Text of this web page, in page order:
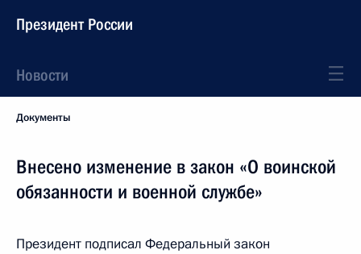
Президент России
Новости
Документы
Внесено изменение в закон «О воинской
обязанности и военной службе»
Президент подписал Федеральный закон